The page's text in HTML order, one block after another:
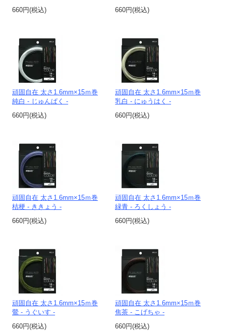
660円(税込)
660円(税込)
頑固自在 太さ1.6mm×15ｍ巻
純白 - じゅんぱく -
660円(税込)
頑固自在 太さ1.6mm×15ｍ巻
乳白 - にゅうはく -
660円(税込)
頑固自在 太さ1.6mm×15ｍ巻
桔梗 - ききょう -
660円(税込)
頑固自在 太さ1.6mm×15ｍ巻
緑青 - ろくしょう -
660円(税込)
頑固自在 太さ1.6mm×15ｍ巻
鶯 - うぐいす -
660円(税込)
頑固自在 太さ1.6mm×15ｍ巻
焦茶 - こげちゃ -
660円(税込)